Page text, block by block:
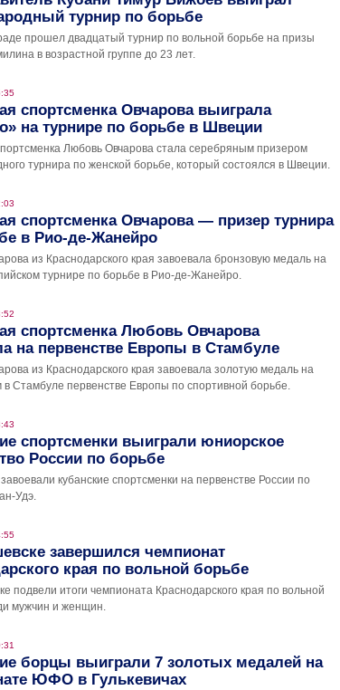
турнир по борьбе
прошел двадцатый турнир по вольной борьбе на призы
в возрастной группе до 23 лет.
спортсменка Овчарова выиграла
на турнире по борьбе в Швеции
Любовь Овчарова стала серебряным призером
турнира по женской борьбе, который состоялся в Швеции.
спортсменка Овчарова — призер турнира
в Рио-де-Жанейро
из Краснодарского края завоевала бронзовую медаль на
турнире по борьбе в Рио-де-Жанейро.
спортсменка Любовь Овчарова
на первенстве Европы в Стамбуле
из Краснодарского края завоевала золотую медаль на
Стамбуле первенстве Европы по спортивной борьбе.
спортсменки выиграли юниорское
России по борьбе
кубанские спортсменки на первенстве России по
Удэ.
завершился чемпионат
края по вольной борьбе
подвели итоги чемпионата Краснодарского края по вольной
мужчин и женщин.
борцы выиграли 7 золотых медалей на
ЮФО в Гулькевичах